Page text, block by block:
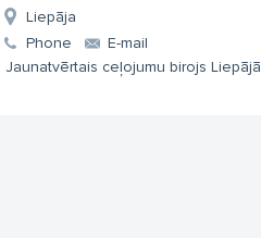
Liepāja
Phone
E-mail
Jaunatvērtais ceļojumu birojs